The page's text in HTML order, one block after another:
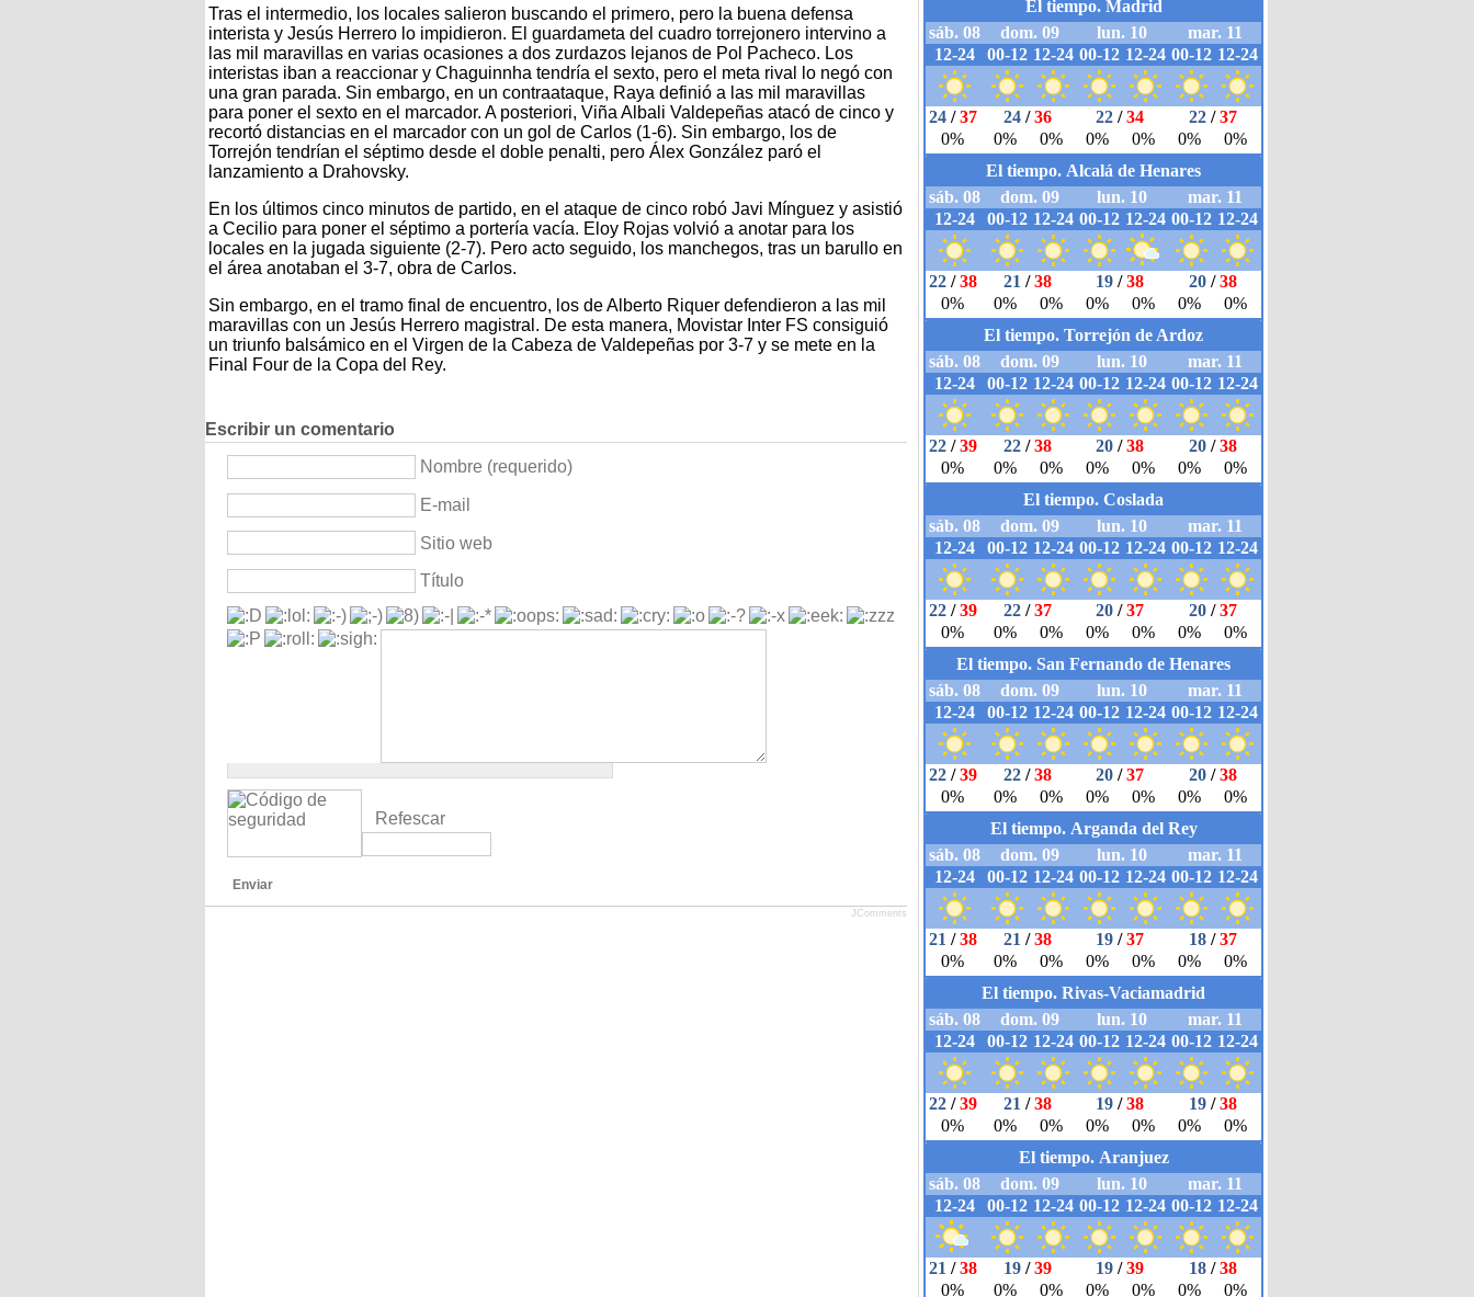
Tras el intermedio, los locales salieron buscando el primero, pero la buena defensa
interista y Jesús Herrero lo impidieron. El guardameta del cuadro torrejonero intervino a
las mil maravillas en varias ocasiones a dos zurdazos lejanos de Pol Pacheco. Los
interistas iban a reaccionar y Chaguinnha tendría el sexto, pero el meta rival lo negó con
una gran parada. Sin embargo, en un contraataque, Raya definió a las mil maravillas
para poner el sexto en el marcador. A posteriori, Viña Albali Valdepeñas atacó de cinco y
recortó distancias en el marcador con un gol de Carlos (1-6). Sin embargo, los de
Torrejón tendrían el séptimo desde el doble penalti, pero Álex González paró el
lanzamiento a Drahovsky.
En los últimos cinco minutos de partido, en el ataque de cinco robó Javi Mínguez y asistió
a Cecilio para poner el séptimo a portería vacía. Eloy Rojas volvió a anotar para los
locales en la jugada siguiente (2-7). Pero acto seguido, los manchegos, tras un barullo en
el área anotaban el 3-7, obra de Carlos.
Sin embargo, en el tramo final de encuentro, los de Alberto Riquer defendieron a las mil
maravillas con un Jesús Herrero magistral. De esta manera, Movistar Inter FS consiguió
un triunfo balsámico en el Virgen de la Cabeza de Valdepeñas por 3-7 y se mete en la
Final Four de la Copa del Rey.
Escribir un comentario
Nombre (requerido)
E-mail
Sitio web
Título
Refescar
Enviar
JComments